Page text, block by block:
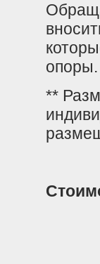
опоры.
**